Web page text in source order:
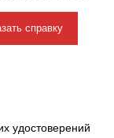
справку
удостоверений